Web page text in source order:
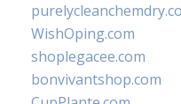
WishOping.com
shoplegacee.com
bonvivantshop.com